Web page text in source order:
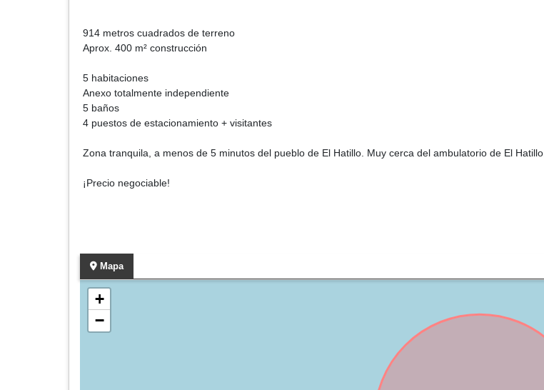
914 metros cuadrados de terreno
Aprox. 400 m² construcción
5 habitaciones
Anexo totalmente independiente
5 baños
4 puestos de estacionamiento + visitantes
Zona tranquila, a menos de 5 minutos del pueblo de El Hatillo. Muy cerca del ambulatorio de El Hatillo.
¡Precio negociable!
Mapa
+
−